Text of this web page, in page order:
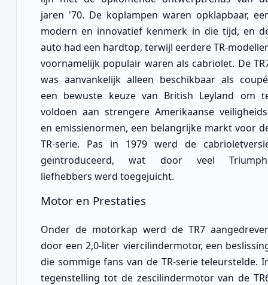
jaren '70. De koplampen waren opklapbaar,
modern en innovatief kenmerk in die tijd, en
auto had een hardtop, terwijl eerdere TR-
voornamelijk populair waren als cabriolet. De
was aanvankelijk alleen beschikbaar als
een bewuste keuze van British Leyland om
voldoen aan strengere Amerikaanse
en emissienormen, een belangrijke markt voor
TR-serie. Pas in 1979 werd de
geïntroduceerd, wat door veel
liefhebbers werd toegejuicht.
Motor en Prestaties
Onder de motorkap werd de TR7
door een 2,0-liter viercilindermotor, een
die sommige fans van de TR-serie teleurstelde.
tegenstelling tot de zescilindermotor van de